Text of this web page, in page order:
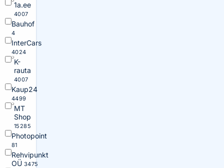
1a.ee
4007
Bauhof
4
InterCars
4024
K-
rauta
4007
Kaup24
4499
MT
Shop
15285
Photopoint
81
Rehvipunkt
OÜ 3475